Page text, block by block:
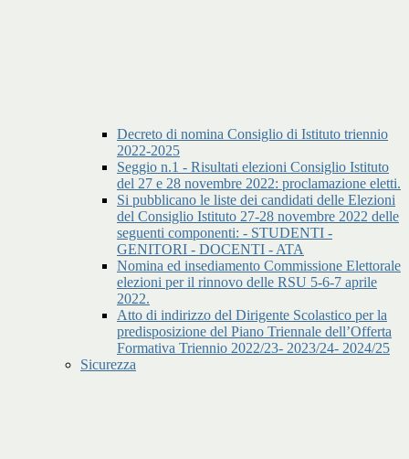
Decreto di nomina Consiglio di Istituto triennio
2022-2025
Seggio n.1 - Risultati elezioni Consiglio Istituto
del 27 e 28 novembre 2022: proclamazione eletti.
Si pubblicano le liste dei candidati delle Elezioni
del Consiglio Istituto 27-28 novembre 2022 delle
seguenti componenti: - STUDENTI -
GENITORI - DOCENTI - ATA
Nomina ed insediamento Commissione Elettorale
elezioni per il rinnovo delle RSU 5-6-7 aprile
2022.
Atto di indirizzo del Dirigente Scolastico per la
predisposizione del Piano Triennale dell’Offerta
Formativa Triennio 2022/23- 2023/24- 2024/25
Sicurezza